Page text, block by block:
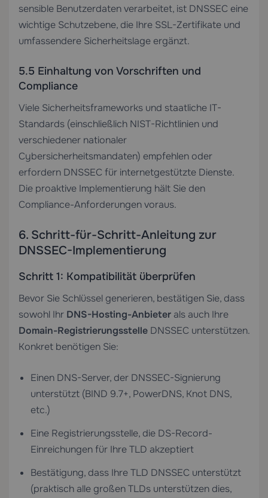
sensible Benutzerdaten verarbeitet, ist DNSSEC eine
wichtige Schutzebene, die Ihre SSL-Zertifikate und
umfassendere Sicherheitslage ergänzt.
5.5 Einhaltung von Vorschriften und
Compliance
Viele Sicherheitsframeworks und staatliche IT-
Standards (einschließlich NIST-Richtlinien und
verschiedener nationaler
Cybersicherheitsmandaten) empfehlen oder
erfordern DNSSEC für internetgestützte Dienste.
Die proaktive Implementierung hält Sie den
Compliance-Anforderungen voraus.
6. Schritt-für-Schritt-Anleitung zur
DNSSEC-Implementierung
Schritt 1: Kompatibilität überprüfen
Bevor Sie Schlüssel generieren, bestätigen Sie, dass
sowohl Ihr DNS-Hosting-Anbieter als auch Ihre
Domain-Registrierungsstelle DNSSEC unterstützen.
Konkret benötigen Sie:
Einen DNS-Server, der DNSSEC-Signierung
unterstützt (BIND 9.7+, PowerDNS, Knot DNS,
etc.)
Eine Registrierungsstelle, die DS-Record-
Einreichungen für Ihre TLD akzeptiert
Bestätigung, dass Ihre TLD DNSSEC unterstützt
(praktisch alle großen TLDs unterstützen dies,